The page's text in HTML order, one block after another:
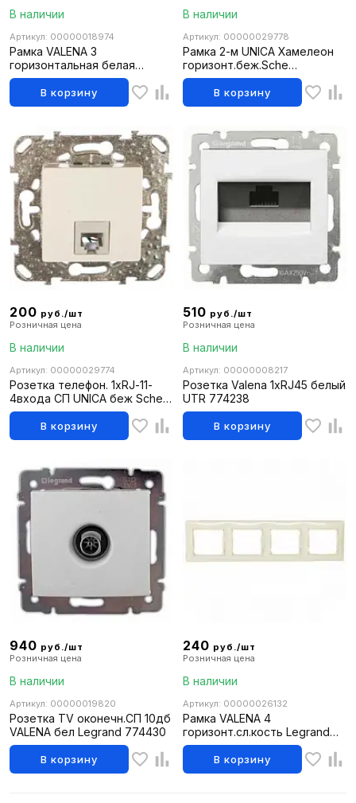
В наличии
Артикул: 00000018974
Рамка VALENA 3
горизонтальная белая
774453
В корзину
В наличии
Артикул: 00000029778
Рамка 2-м UNICA Хамелеон
горизонт.беж.Sche
MGU6.004.25
В корзину
200 руб./шт
Розничная цена
В наличии
Артикул: 00000029774
Розетка телефон. 1хRJ-11-
4входа СП UNICA беж Sche
MGU5.492.25ZD
В корзину
510 руб./шт
Розничная цена
В наличии
Артикул: 00000008217
Розетка Valena 1хRJ45 белый
UTR 774238
В корзину
940 руб./шт
Розничная цена
В наличии
Артикул: 00000019820
Розетка TV оконечн.СП 10дб
VALENA бел Legrand 774430
В корзину
240 руб./шт
Розничная цена
В наличии
Артикул: 00000026132
Рамка VALENA 4
горизонт.сл.кость Legrand
774354
В корзину